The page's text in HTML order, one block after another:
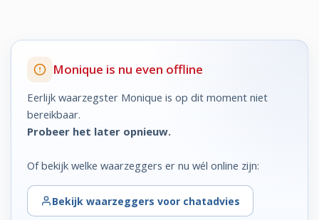
Monique is nu even offline
Eerlijk waarzegster Monique is op dit moment niet
bereikbaar.
Probeer het later opnieuw.
Of bekijk welke waarzeggers er nu wél online zijn:
Bekijk waarzeggers voor chatadvies